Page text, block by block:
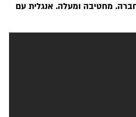
מחטיבה ומעלה. אנגלית עם